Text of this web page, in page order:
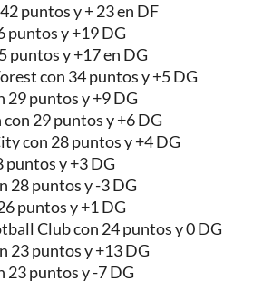
puntos y + 23 en DF
puntos y +19 DG
puntos y +17 en DG
con 34 puntos y +5 DG
29 puntos y +9 DG
29 puntos y +6 DG
con 28 puntos y +4 DG
puntos y +3 DG
28 puntos y -3 DG
puntos y +1 DG
Club con 24 puntos y 0 DG
23 puntos y +13 DG
23 puntos y -7 DG